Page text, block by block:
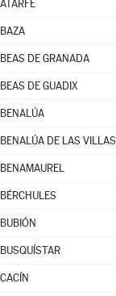
ATARFE
BAZA
BEAS DE GRANADA
BEAS DE GUADIX
BENALÚA
BENALÚA DE LAS VILLAS
BENAMAUREL
BÉRCHULES
BUBIÓN
BUSQUÍSTAR
CACÍN